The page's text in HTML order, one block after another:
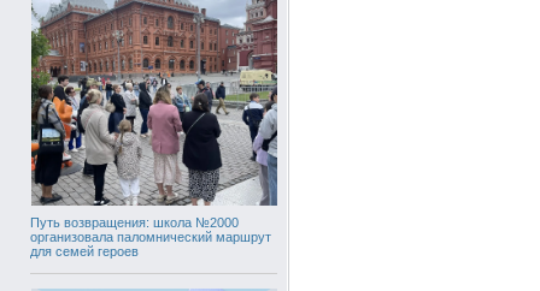
Путь возвращения: школа №2000
организовала паломнический маршрут
для семей героев